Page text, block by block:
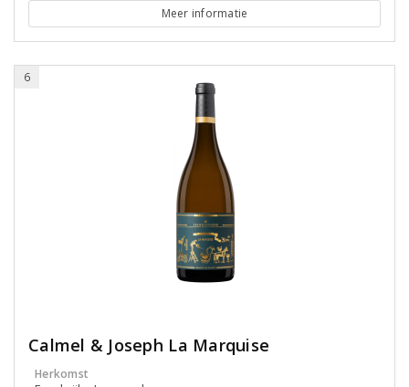
Meer informatie
6
Calmel & Joseph La Marquise
Herkomst